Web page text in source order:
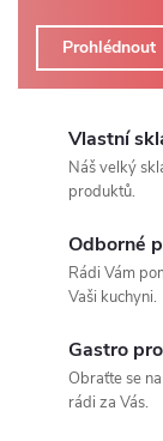
p
)
Prohlédnout
Vlastní
Náš velký
produktů.
Odborné
Rádi Vám
Vaši kuchyni.
Gastro
Obraťte se
rádi za Vás.